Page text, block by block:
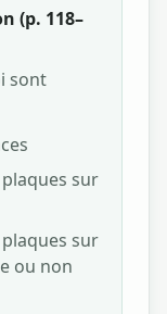
(p. 118–
sont
sur
sur
ou non